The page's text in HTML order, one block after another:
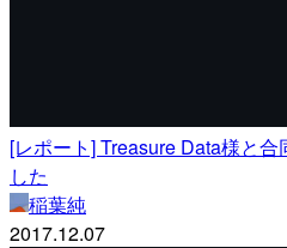
[レポート] Treasure Data様と
した
稲葉純
2017.12.07